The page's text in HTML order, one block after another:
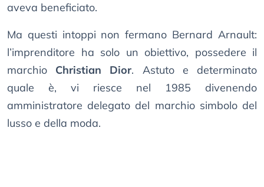
aveva beneficiato.
Ma questi intoppi non fermano Bernard Arnault:
l’imprenditore ha solo un obiettivo, possedere il
marchio Christian Dior. Astuto e determinato
quale è, vi riesce nel 1985 divenendo
amministratore delegato del marchio simbolo del
lusso e della moda.